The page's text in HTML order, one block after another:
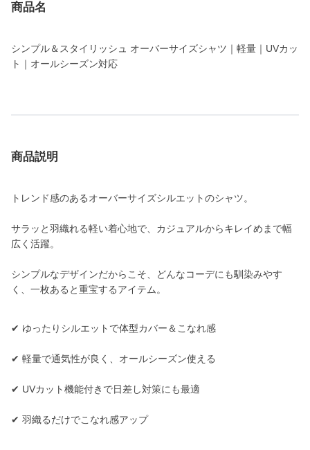
商品名
シンプル＆スタイリッシュ オーバーサイズシャツ｜軽量｜UVカッ
ト｜オールシーズン対応
商品説明
トレンド感のあるオーバーサイズシルエットのシャツ。
サラッと羽織れる軽い着心地で、カジュアルからキレイめまで幅
広く活躍。
シンプルなデザインだからこそ、どんなコーデにも馴染みやす
く、一枚あると重宝するアイテム。
✔ ゆったりシルエットで体型カバー＆こなれ感
✔ 軽量で通気性が良く、オールシーズン使える
✔ UVカット機能付きで日差し対策にも最適
✔ 羽織るだけでこなれ感アップ